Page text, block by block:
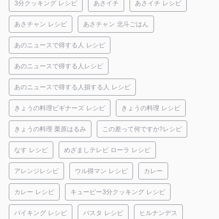
3分クッキング レシピ あさイチ あさイチ レシピ
あさチャン レシピ あさチャン 北斗ごはん
あのニュースで得する人 レシピ
あのニュースで得する人レシピ
あのニュースで得する人損する人 レシピ
きょうの料理ビギナーズ レシピ きょうの料理 レシピ
きょうの料理 栗原はるみ この差って何ですか?レシピ
なす レシピ めざましテレビ ローラ レシピ
アレンジレシピ ウル得マン レシピ カレー
カレー レシピ キューピー3分クッキング レシピ
バイキング レシピ パスタ レシピ ヒルナンデス